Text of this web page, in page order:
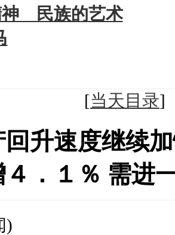
神 民族的艺术
[当天目录
升速度继续
．１％ 需进
)